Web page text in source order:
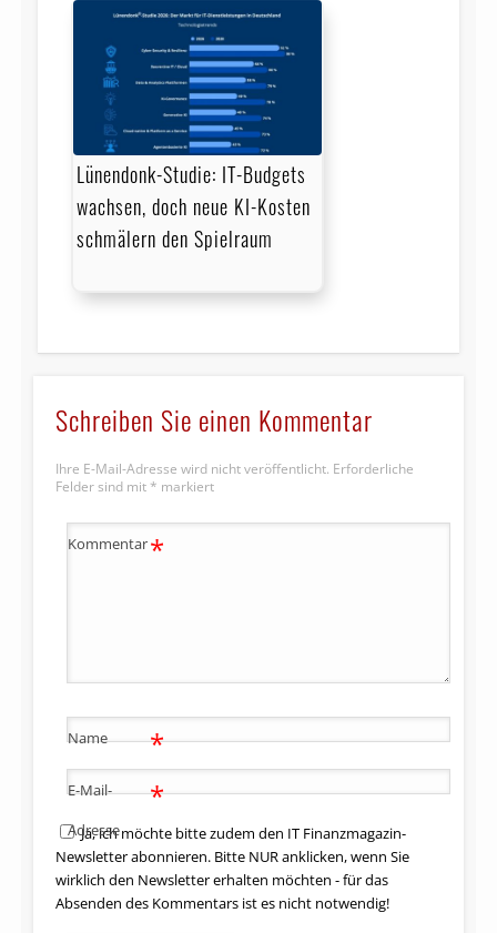
Lünendonk-Studie: IT-Budgets
wachsen, doch neue KI-Kosten
schmälern den Spielraum
Schreiben Sie einen Kommentar
Ihre E-Mail-Adresse wird nicht veröffentlicht. Erforderliche
Felder sind mit * markiert
Kommentar*
Name *
E-Mail-
Adresse
*
Ja, ich möchte bitte zudem den IT Finanzmagazin-
Newsletter abonnieren. Bitte NUR anklicken, wenn Sie
wirklich den Newsletter erhalten möchten - für das
Absenden des Kommentars ist es nicht notwendig!